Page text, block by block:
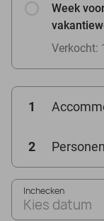
Week
Verkocht:
1
2 Personen
Inchecken
Kies datum